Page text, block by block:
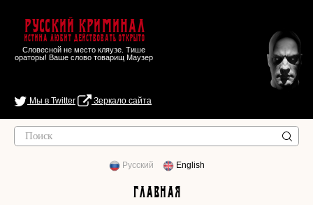
Русский Криминал
Истина любит действовать открыто
Словесной не место кляузе. Тише
ораторы! Ваше слово товарищ Маузер
Мы в Twitter Зеркало сайта
Русский English
Главная